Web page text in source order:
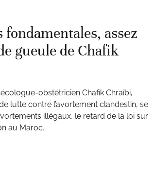
assez
gueule de Chafik
obstétricien Chafik Chraïbi,
lutte contre l’avortement clandestin, se
illégaux, le retard de la loi sur
au Maroc.